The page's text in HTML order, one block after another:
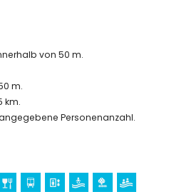
von 50 m.
m.
km.
Personenanzahl.